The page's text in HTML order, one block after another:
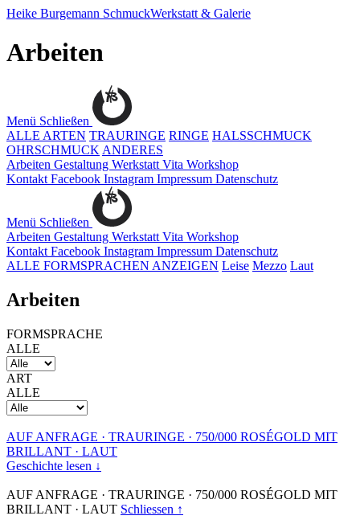
Heike Burgemann SchmuckWerkstatt & Galerie
Arbeiten
Menü Schließen
ALLE ARTEN TRAURINGE RINGE HALSSCHMUCK
OHRSCHMUCK ANDERES
Arbeiten Gestaltung Werkstatt Vita Workshop
Kontakt Facebook Instagram Impressum Datenschutz
Menü Schließen
Arbeiten Gestaltung Werkstatt Vita Workshop
Kontakt Facebook Instagram Impressum Datenschutz
ALLE FORMSPRACHEN ANZEIGEN Leise Mezzo Laut
Arbeiten
FORMSPRACHE
ALLE
ART
ALLE
AUF ANFRAGE · TRAURINGE · 750/000 ROSÉGOLD MIT
BRILLANT · LAUT
Geschichte lesen ↓
AUF ANFRAGE · TRAURINGE · 750/000 ROSÉGOLD MIT
BRILLANT · LAUT Schliessen ↑